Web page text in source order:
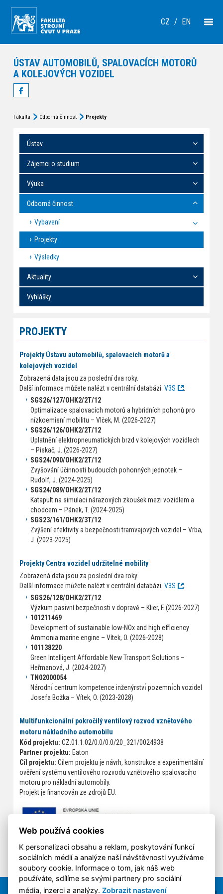
CZ / EN
ÚSTAV AUTOMOBILŮ, SPALOVACÍCH MOTORŮ
A KOLEJOVÝCH VOZIDEL
Fakulta Odborná činnost Projekty
Ústav
Zájemci o studium
Výuka
Odborná činnost
Vybavení
Projekty
Výsledky
Aktuality
Vyhlášky
PROJEKTY
Projekty Ústavu automobilů, spalovacích motorů a
kolejových vozidel
Zobrazená data jsou za poslední dva roky.
Další informace můžete nalézt v centrální databázi. V3S
.
SGS26/127/OHK2/2T/12
Optimalizace spalovacích motorů a hybridních pohonů pro
nízkoemisní mobilitu – Vlček, M. (2026-2027)
SGS26/126/OHK2/2T/12
Uplatnění elektropneumatických brzd v kolejových vozidlech
– Piskač, J. (2026-2027)
SGS24/090/OHK2/2T/12
Zvyšování účinnosti budoucích pohonných jednotek –
Rudolf, J. (2024-2025)
SGS24/089/OHK2/2T/12
Katapult na simulaci nárazových zkoušek mezi vozidlem a
chodcem – Pánek, T. (2024-2025)
SGS23/161/OHK2/3T/12
Zvýšení efektivity a bezpečnosti tramvajových vozidel – Vrba,
J. (2023-2025)
Projekty Centra vozidel udržitelné mobility
Zobrazená data jsou za poslední dva roky.
Další informace můžete nalézt v centrální databázi. V3S
.
SGS26/128/OHK2/2T/12
Výzkum pasivní bezpečnosti v dopravě – Klier, F. (2026-2027)
101211469
Development of sustainable low-NOx and high efficiency
Ammonia marine engine – Vítek, O. (2026-2028)
101138220
Green Intelligent Affordable New Transport Solutions –
Heřmanová, J. (2024-2027)
TN02000054
Národnı́ centrum kompetence inženýrstvı́ pozemnı́ch vozidel
Josefa Božka – Vítek, O. (2023-2028)
Multifunkcionální pokročilý ventilový rozvod vznětového
motoru nákladního automobilu
Kód projektu: CZ.01.1.02/0.0/0.0/20_321/0024938
Partner projektu: Eaton
Cíl projektu: Cílem projektu je návrh, konstrukce a experimentální
ověření systému ventilového rozvodu vznětového spalovacího
motoru pro nákladní automobily.
Projekt je financován ze zdrojů EU.
Web používá cookies
K personalizaci obsahu a reklam, poskytování funkcí
sociálních médií a analýze naší návštěvnosti využíváme
soubory cookie. Informace o tom, jak náš web
používáte, sdílíme se svými partnery pro sociální
média, inzerci a analýzy.Zobrazit nastavení